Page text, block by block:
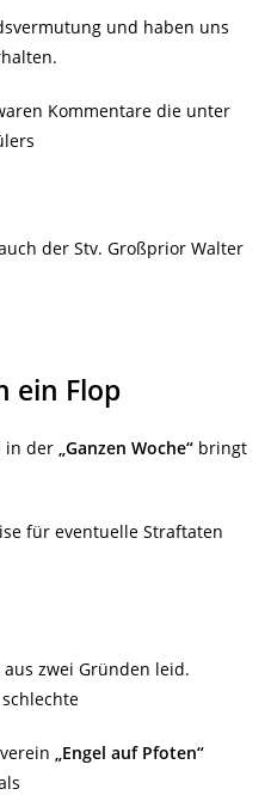
und haben uns
Kommentare die unter
der Stv. Großprior Walter
ein Flop
in der „Ganzen Woche“ bringt
für eventuelle Straftaten
zwei Gründen leid.
„Engel auf Pfoten“